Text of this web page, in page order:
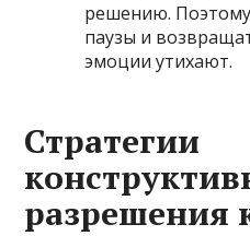
решению.
паузы и
эмоции утихают.
Стратегии
разрешения